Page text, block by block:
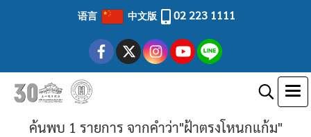
语言 中文版 02 223 1111
ค้นพบ 1 รายการ จากคำว่า"ฝ้าตรงโหนกแก้ม"